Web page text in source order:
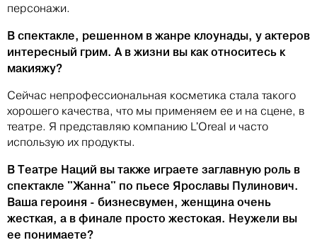
персонажи.
В спектакле, решенном в жанре клоунады, у актеров
интересный грим. А в жизни вы как относитесь к
макияжу?
Сейчас непрофессиональная косметика стала такого
хорошего качества, что мы применяем ее и на сцене, в
театре. Я представляю компанию L'Oreal и часто
использую их продукты.
В Театре Наций вы также играете заглавную роль в
спектакле "Жанна" по пьесе Ярославы Пулинович.
Ваша героиня - бизнесвумен, женщина очень
жесткая, а в финале просто жестокая. Неужели вы
ее понимаете?